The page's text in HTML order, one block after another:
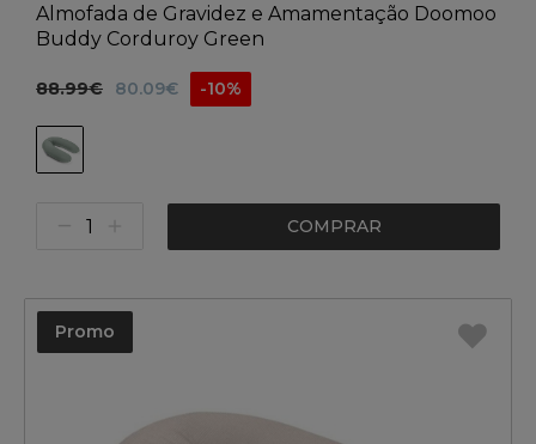
Almofada de Gravidez e Amamentação Doomoo
Buddy Corduroy Green
88.99€ 80.09€ -10%
COMPRAR
Promo